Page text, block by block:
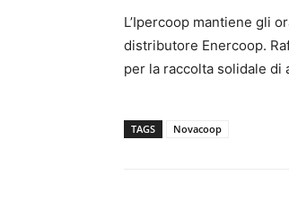
L’Ipercoop mantiene gli
distributore Enercoop.
per la raccolta solidale di
TAGS Novacoop